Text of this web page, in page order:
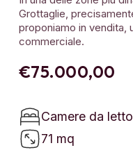
Grottaglie,
proponiamo in vendita,
commerciale.
€75.000,00
Camere da
71 mq